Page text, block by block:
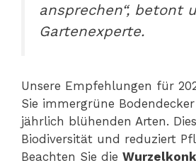
ansprechen“, betont
Gartenexperte.
Unsere Empfehlungen für
Sie immergrüne
jährlich blühenden Arten.
Biodiversität und reduziert
Beachten Sie die